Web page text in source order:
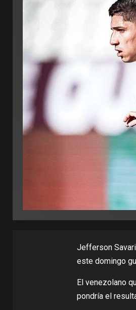
Jefferson
este domingo
El venezolano
pondría el